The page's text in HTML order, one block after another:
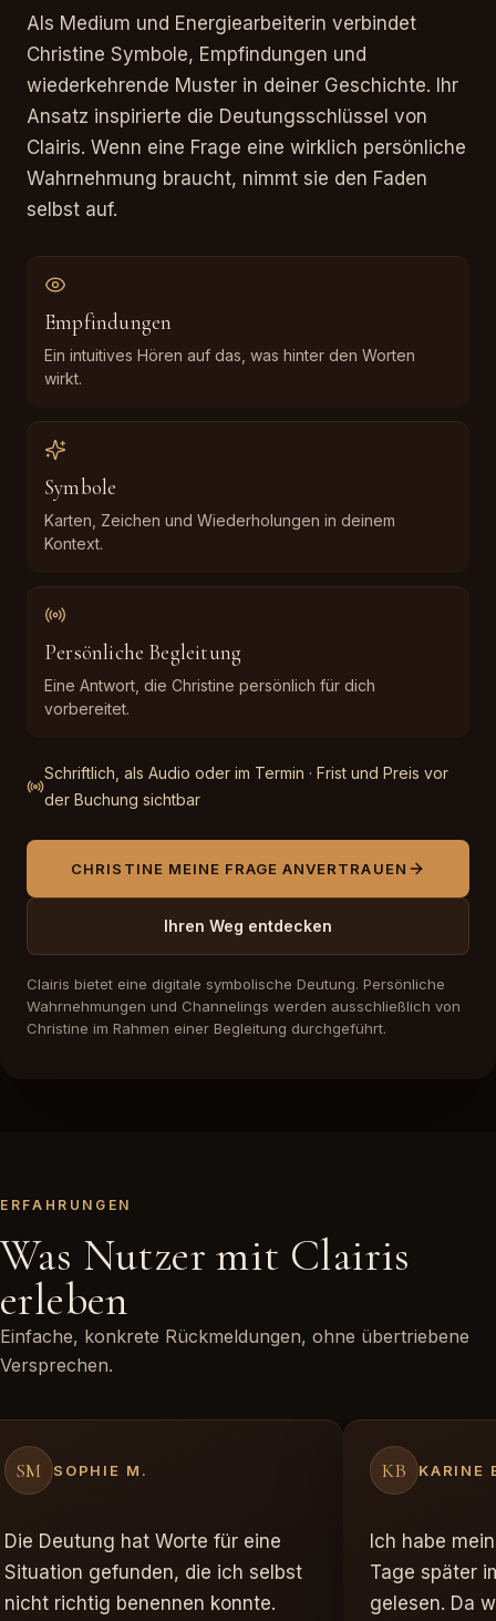
Als Medium und Energiearbeiterin verbindet
Christine Symbole, Empfindungen und
wiederkehrende Muster in deiner Geschichte. Ihr
Ansatz inspirierte die Deutungsschlüssel von
Clairis. Wenn eine Frage eine wirklich persönliche
Wahrnehmung braucht, nimmt sie den Faden
selbst auf.
Empfindungen
Ein intuitives Hören auf das, was hinter den Worten
wirkt.
Symbole
Karten, Zeichen und Wiederholungen in deinem
Kontext.
Persönliche Begleitung
Eine Antwort, die Christine persönlich für dich
vorbereitet.
Schriftlich, als Audio oder im Termin · Frist und Preis vor
der Buchung sichtbar
CHRISTINE MEINE FRAGE ANVERTRAUEN
Ihren Weg entdecken
Clairis bietet eine digitale symbolische Deutung. Persönliche
Wahrnehmungen und Channelings werden ausschließlich von
Christine im Rahmen einer Begleitung durchgeführt.
ERFAHRUNGEN
Was Nutzer mit Clairis
erleben
Einfache, konkrete Rückmeldungen, ohne übertriebene
Versprechen.
SM SOPHIE M.
Die Deutung hat Worte für eine
Situation gefunden, die ich selbst
nicht richtig benennen konnte.
KB KARINE
Ich habe
Tage später
gelesen. Da